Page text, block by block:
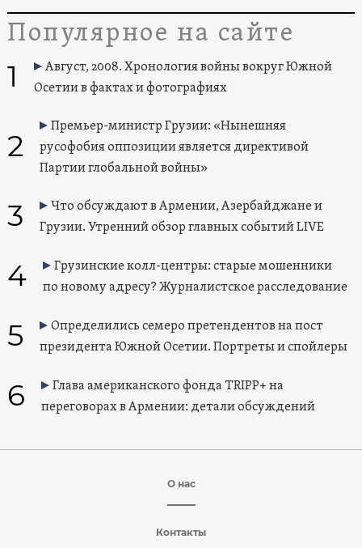
Популярное на сайте
1
Август, 2008. Хронология войны вокруг Южной
Осетии в фактах и фотографиях
2
Премьер-министр Грузии: «Нынешняя
русофобия оппозиции является директивой
Партии глобальной войны»
3
Что обсуждают в Армении, Азербайджане и
Грузии. Утренний обзор главных событий LIVE
4
Грузинские колл-центры: старые мошенники
по новому адресу? Журналистское расследование
5
Определились семеро претендентов на пост
президента Южной Осетии. Портреты и спойлеры
6
Глава американского фонда TRIPP+ на
переговорах в Армении: детали обсуждений
О нас
Контакты